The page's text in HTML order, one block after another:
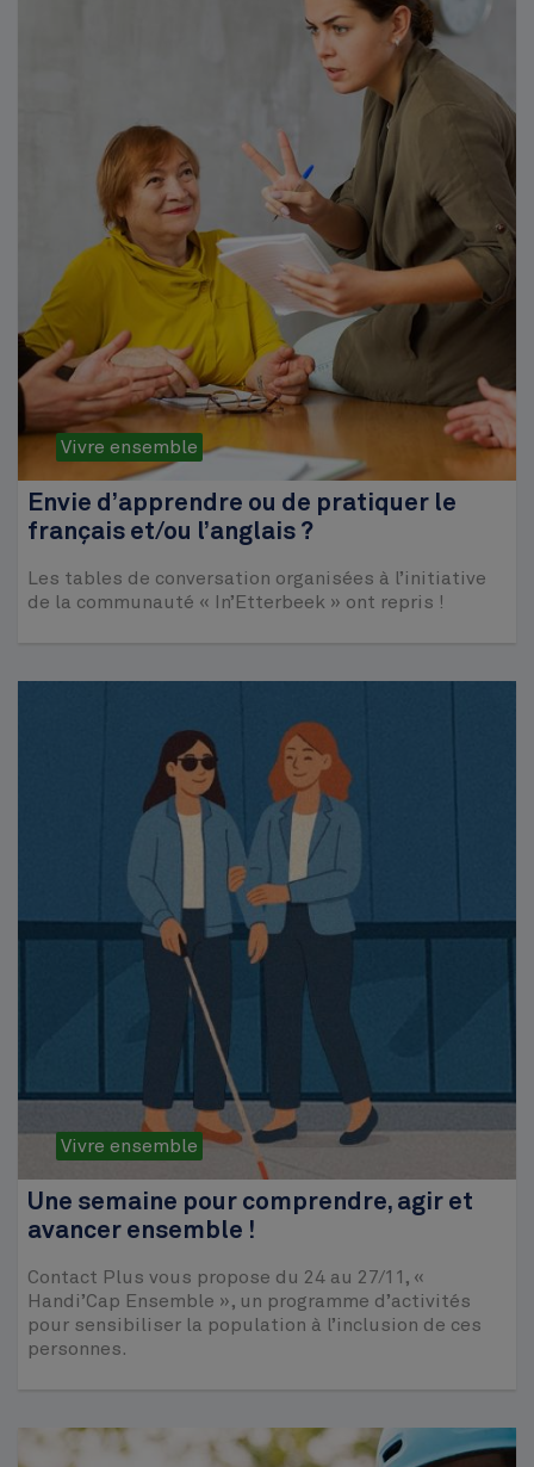
Vivre ensemble
Envie d’apprendre ou de pratiquer le
français et/ou l’anglais ?
Les tables de conversation organisées à l’initiative
de la communauté « In’Etterbeek » ont repris !
Vivre ensemble
Une semaine pour comprendre, agir et
avancer ensemble !
Contact Plus vous propose du 24 au 27/11, «
Handi’Cap Ensemble », un programme d’acti­vités
pour sensibiliser la population à l’inclusion de ces
personnes.